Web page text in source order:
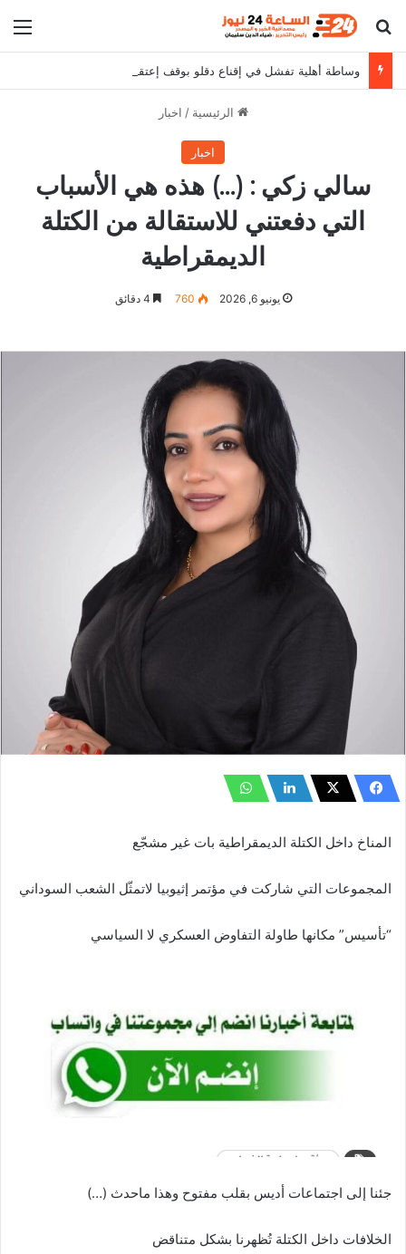
بحث عن
وساطة أهلية تفشل في إقناع دقلو بوقف إعتقالات القادة الميدانيين
الرئيسية / اخبار
اخبار
سالي زكي : (…) هذه هي الأسباب
التي دفعتني للاستقالة من الكتلة
الديمقراطية
يونيو 6, 2026 760
المناخ داخل الكتلة الديمقراطية بات غير مشجّع
المجموعات التي شاركت في مؤتمر إثيوبيا لاتمثّل الشعب السوداني
“تأسيس” مكانها طاولة التفاوض العسكري لا السياسي
جئنا إلى اجتماعات أديس بقلب مفتوح وهذا ماحدث (…)
الخلافات داخل الكتلة تُظهرنا بشكل متناقض